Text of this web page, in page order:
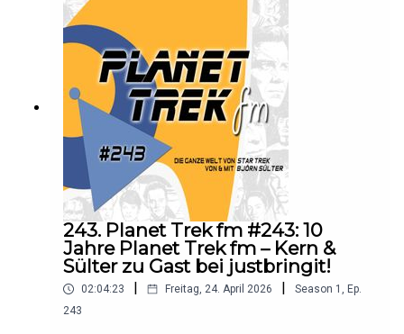
243. Planet Trek fm #243: 10
Jahre Planet Trek fm – Kern &
Sülter zu Gast bei justbringit!
02:04:23 Freitag, 24. April 2026 Season 1 , Ep.
243